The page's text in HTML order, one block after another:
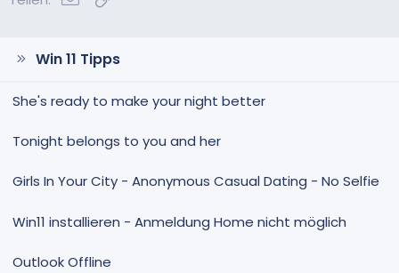
Win 11 Tipps
She's ready to make your night better
Tonight belongs to you and her
Girls In Your City - Anonymous Casual Dating - No Selfie
Win11 installieren - Anmeldung Home nicht möglich
Outlook Offline